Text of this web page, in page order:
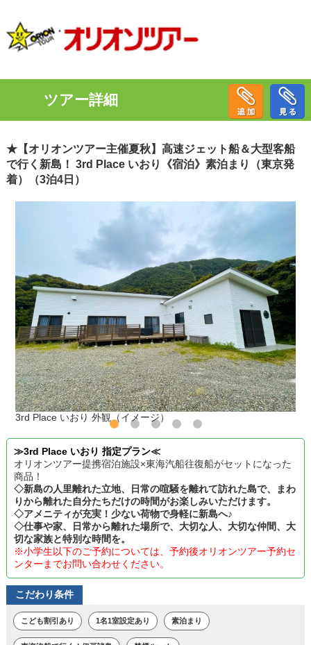
ツアー詳細
★【オリオンツアー主催夏秋】高速ジェット船＆大型客船
で行く新島！ 3rd Place いおり《宿泊》素泊まり（東京発
着）（3泊4日）
3rd Place いおり 外観（イメージ）
≫3rd Place いおり 指定プラン≪
オリオンツアー提携宿泊施設×東海汽船往復船がセットになった
商品！
◇新島の人里離れた立地、日常の喧騒を離れて訪れた島で、まわ
りから離れた自分たちだけの時間がお楽しみいただけます。
◇アメニティが充実！少ない荷物で身軽に新島へ♪
◇仕事や家、日常から離れた場所で、大切な人、大切な仲間、大
切な家族と特別な時間を。
※小学生以下のご予約については、予約後オリオンツアー予約セ
ンターまでお問い合わせください。
こだわり条件
こども割引あり 1名1室設定あり 素泊まり